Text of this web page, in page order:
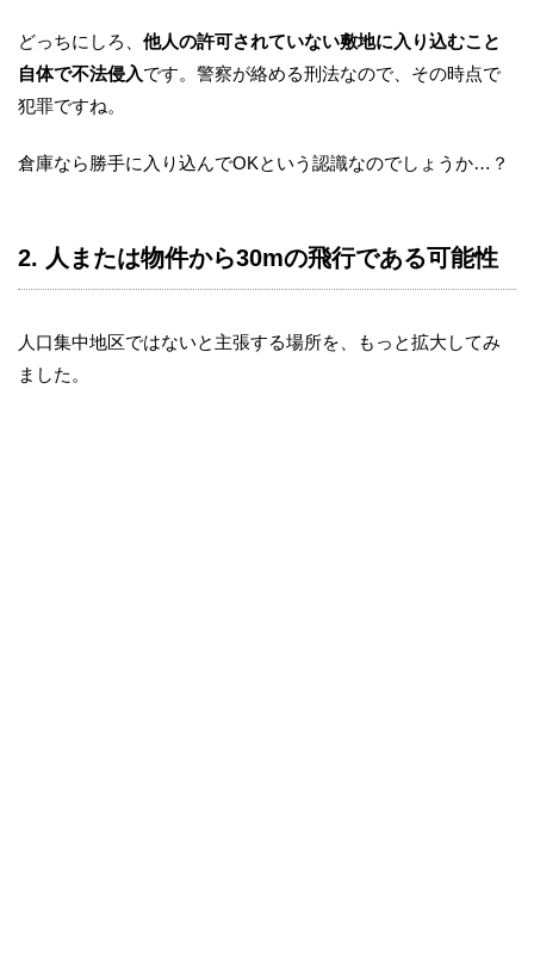
どっちにしろ、 他人の許可されていない敷地に入り込むこと
自体で不法侵入です。警察が絡める刑法なので、その時点で
犯罪ですね。
倉庫なら勝手に入り込んでOKという認識なのでしょうか…？
2. 人または物件から30mの飛行である可能性
人口集中地区ではないと主張する場所を、もっと拡大してみ
ました。